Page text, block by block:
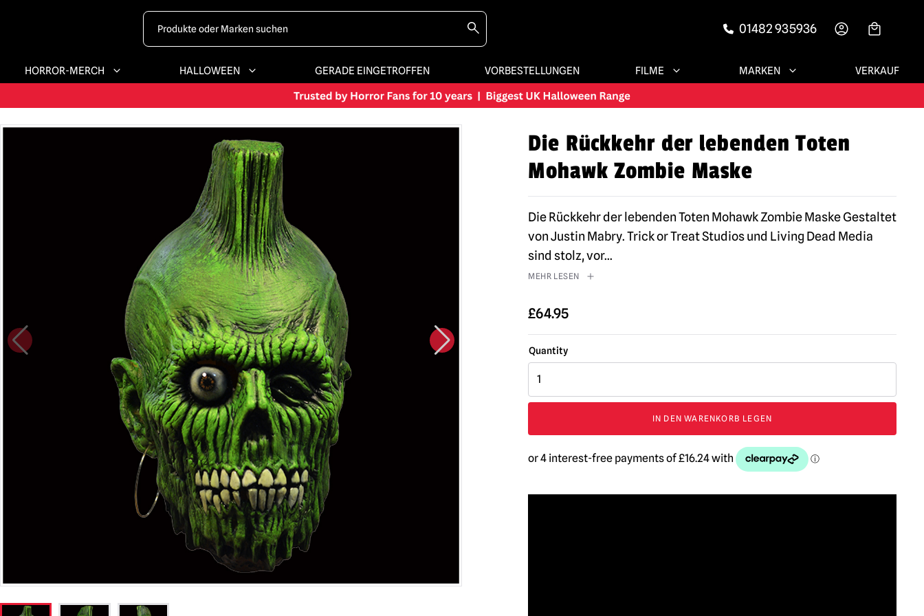
01482 935936
HORROR-MERCH HALLOWEEN GERADE EINGETROFFEN VORBESTELLUNGEN FILME MARKEN VERKAUF
Die Rückkehr der lebenden Toten
Mohawk Zombie Maske
Die Rückkehr der lebenden Toten Mohawk Zombie Maske Gestaltet
von Justin Mabry. Trick or Treat Studios und Living Dead Media
sind stolz, vor...
MEHR LESEN
£64.95
Die
der
Zombie-
IN DEN WARENKORB LEGEN